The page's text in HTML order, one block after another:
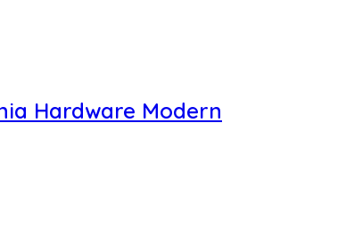
Hardware Modern